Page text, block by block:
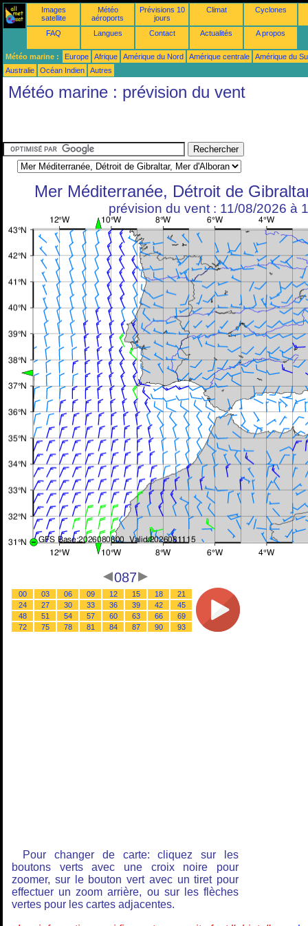
Images
satellite
Météo
aéroports
Prévisions 10
jours
Climat Cyclones
FAQ Langues Contact Actualités A propos
Météo marine : Europe Afrique Amérique du Nord Amérique centrale
Amérique du
Australie
Océan Indien Autres
Météo marine : prévision du vent
Mer Méditerranée, Détroit de
prévision du vent : 11/08/2026 à
087
00 03 06 09 12 15 18
21
24
27 30 33 36 39 42
45
48
51 54 57 60 63 66
69
72
75 78 81 84 87 90 93
Pour changer de carte: cliquez sur les
boutons verts avec une croix noire pour
zoomer, sur le bouton vert avec un tiret pour
effectuer un zoom arrière, ou sur les flèches
vertes pour les cartes adjacentes.